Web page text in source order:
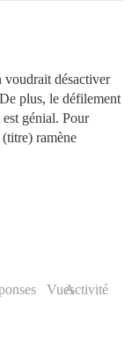
voudrait désactiver
plus, le défilement
génial. Pour
ramène
VuesActivité